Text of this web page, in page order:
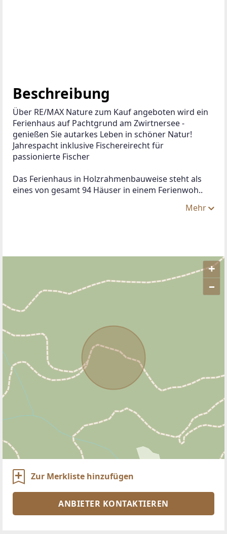
Beschreibung
Über RE/MAX Nature zum Kauf angeboten wird ein
Ferienhaus auf Pachtgrund am Zwirtnersee -
genießen Sie autarkes Leben in schöner Natur!
Jahrespacht inklusive Fischereirecht für
passionierte Fischer
Das Ferienhaus in Holzrahmenbauweise steht als
eines von gesamt 94 Häuser in einem Ferienwoh..
Mehr
+
–
ANBIETER KONTAKTIEREN
Zur Merkliste hinzufügen
ANBIETER KONTAKTIEREN